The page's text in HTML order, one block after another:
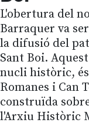
L'obertura del
Barraquer va
la difusió del
Sant Boi.
nucli històric,
Romanes i Can
construïda
l'Arxiu Històric